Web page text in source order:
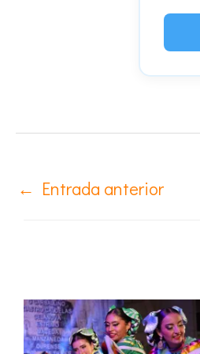
← Entrada anterior